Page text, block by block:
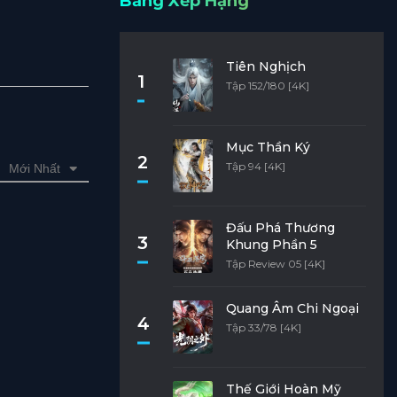
Mới Nhất
1
Tiên Nghịch
Tập 152/180 [4K]
2
Mục Thần Ký
Tập 94 [4K]
3
Đấu Phá Thương
Khung Phần 5
Tập Review 05 [4K]
4
Quang Âm Chi Ngoại
Tập 33/78 [4K]
Thế Giới Hoàn Mỹ